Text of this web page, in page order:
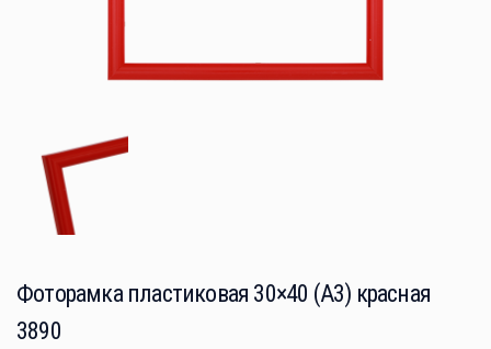
Фоторамка пластиковая 30×40 (A3) красная
3890